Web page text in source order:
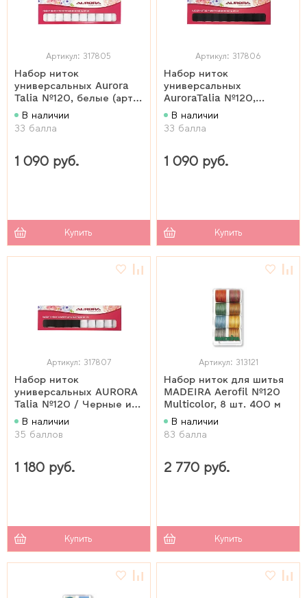
Артикул: 317805
Набор ниток
универсальных Aurora
Talia №120, белые (арт.
AU-2618)
В наличии
33 балла
1 090 руб.
Купить
Артикул: 317806
Набор ниток
универсальных
AuroraTalia №120,
черные (арт. AU-2619)
В наличии
33 балла
1 090 руб.
Купить
Артикул: 317807
Набор ниток
универсальных AURORA
Talia №120 / Черные и
белые (арт. AU-2620)
В наличии
35 баллов
1 180 руб.
Купить
Артикул: 313121
Набор ниток для шитья
MADEIRA Aerofil №120
Multicolor, 8 шт. 400 м
В наличии
83 балла
2 770 руб.
Купить